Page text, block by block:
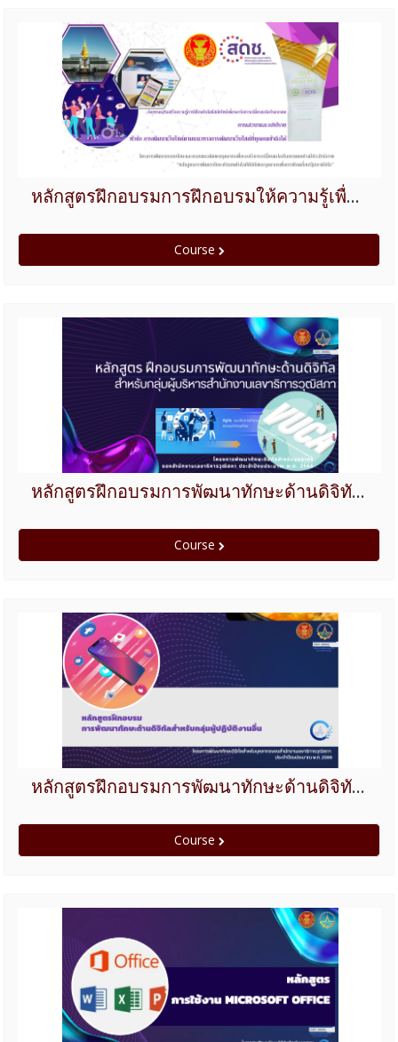
หลักสูตรฝึกอบรมการฝึกอบรมให้ความรู้เพื่อเพิ่มพูนทักษะให้บุคลากรของสำนักงานเลขาธิการวุฒิสภา เพื่อการพัฒนาเว็บไซต์ ตามแนวทางการพัฒนาเว็บไซต์ที่ทุกคนเข้าถึงได้
Course
หลักสูตรฝึกอบรมการพัฒนาทักษะด้านดิจิทัลสำหรับกลุ่มผู้บริหารของสำนักงานเลขาธิการวุฒิสภา(ร่วมกับสำนักงานเลขาธิการสภาผู้แทนราษฎร)
Course
หลักสูตรฝึกอบรมการพัฒนาทักษะด้านดิจิทัลสำหรับกลุ่มผู้ปฏิบัติงานอื่น
Course